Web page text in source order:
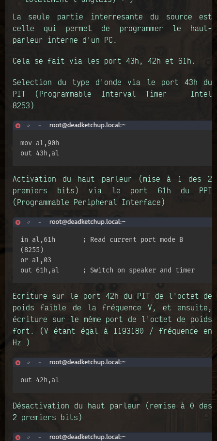
La seule partie interresante du source est
celle qui permet de programmer le haut-
parleur interne d'un PC.
Cela se fait via les port 43h, 42h et 61h.
Selection du type d'onde via le port 43h du
PIT (Programmable Interval Timer - Intel
8253)
mov al,90h
out 43h,al
Activation du haut parleur (mise à 1 des 2
premiers bits) via le port 61h du PPI
(Programmable Peripheral Interface)
in al,61h       ; Read current port mode B
(8255)
or al,03
out 61h,al      ; Switch on speaker and timer
Ecriture sur le port 42h du PIT de l'octet de
poids faible de la fréquence V, et ensuite,
écriture sur le même port de l'octet de poids
fort. (V étant égal à 1193180 / fréquence en
Hz )
out 42h,al
Désactivation du haut parleur (remise à 0 des
2 premiers bits)